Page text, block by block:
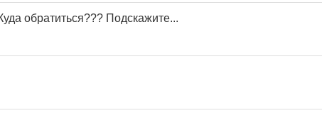
обратиться??? Подскажите...